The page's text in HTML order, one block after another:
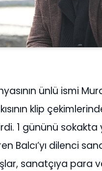
ünlü ismi
klip
1 gününü
Balcı’yı dilenci
sanatçıya para